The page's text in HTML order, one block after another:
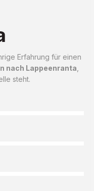
Erfahrung für einen
nach Lappeenranta
steht.